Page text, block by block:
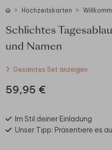
Hochzeitskarten
Schlichtes
und Namen
Gesamtes Set anzeigen
59,95 €
Im Stil deiner Einladung
Unser Tipp: Präsentiere es